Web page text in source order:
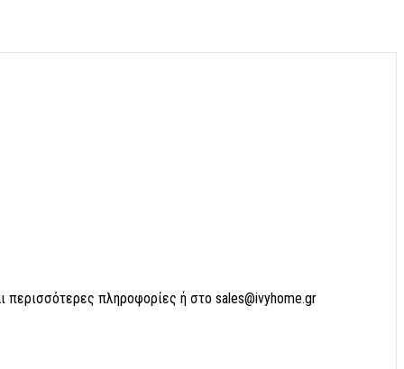
περισσότερες πληροφορίες ή στο sales@ivyhome.gr